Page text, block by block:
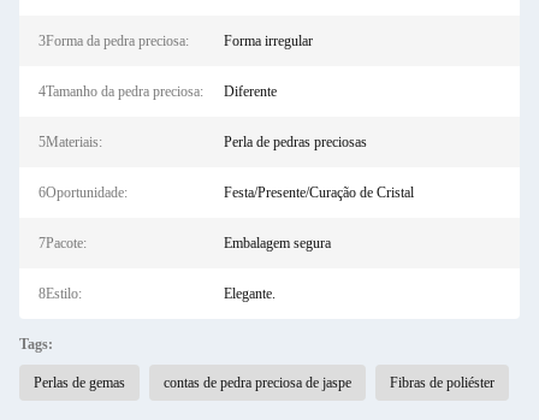
3Forma da pedra preciosa: Forma irregular
4Tamanho da pedra preciosa: Diferente
5Materiais: Perla de pedras preciosas
6Oportunidade: Festa/Presente/Curação de Cristal
7Pacote: Embalagem segura
8Estilo: Elegante.
Tags:
Perlas de gemas contas de pedra preciosa de jaspe Fibras de poliéster